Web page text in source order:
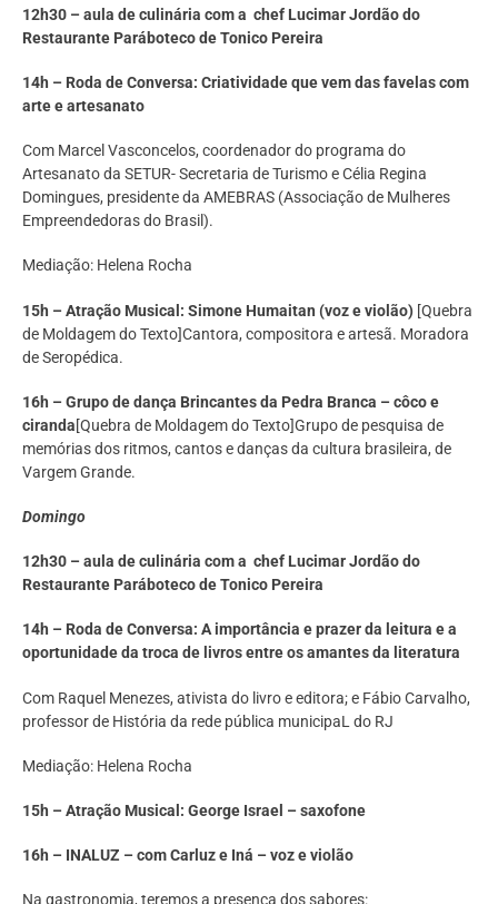
12h30 – aula de culinária com a chef Lucimar Jordão do
Restaurante Paráboteco de Tonico Pereira
14h – Roda de Conversa: Criatividade que vem das favelas com
arte e artesanato
Com Marcel Vasconcelos, coordenador do programa do
Artesanato da SETUR- Secretaria de Turismo e Célia Regina
Domingues, presidente da AMEBRAS (Associação de Mulheres
Empreendedoras do Brasil).
Mediação: Helena Rocha
15h – Atração Musical: Simone Humaitan (voz e violão) [Quebra
de Moldagem do Texto]Cantora, compositora e artesã. Moradora
de Seropédica.
16h – Grupo de dança Brincantes da Pedra Branca – côco e
ciranda[Quebra de Moldagem do Texto]Grupo de pesquisa de
memórias dos ritmos, cantos e danças da cultura brasileira, de
Vargem Grande.
Domingo
12h30 – aula de culinária com a chef Lucimar Jordão do
Restaurante Paráboteco de Tonico Pereira
14h – Roda de Conversa: A importância e prazer da leitura e a
oportunidade da troca de livros entre os amantes da literatura
Com Raquel Menezes, ativista do livro e editora; e Fábio Carvalho,
professor de História da rede pública municipaL do RJ
Mediação: Helena Rocha
15h – Atração Musical: George Israel – saxofone
16h – INALUZ – com Carluz e Iná – voz e violão
Na gastronomia, teremos a presença dos sabores: